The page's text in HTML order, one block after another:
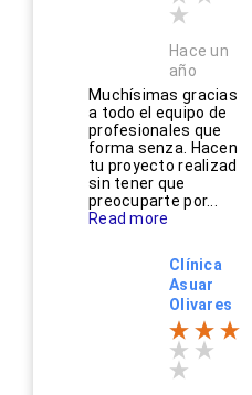
Hace un
año
Muchísimas gracias
a todo el equipo de
profesionales que
forma senza. Hacen
tu proyecto realizad
sin tener que
preocuparte por...
Read more
Clínica
Asuar
Olivares